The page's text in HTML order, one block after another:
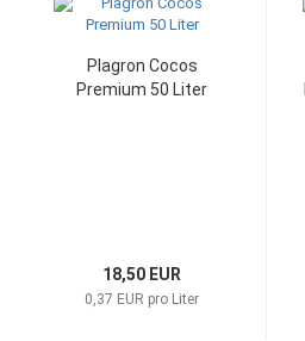
Plagron Cocos
Premium 50 Liter
18,50 EUR
0,37 EUR pro Liter